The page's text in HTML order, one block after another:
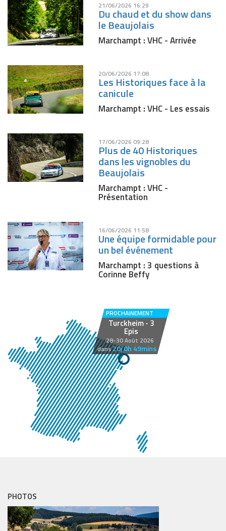
21/06/2026 16:29
Du chaud et du show dans
le Beaujolais
Marchampt : VHC - Arrivée
20/06/2026 17:08
Les Historiques face à la
canicule
Marchampt : VHC - Les essais
17/06/2026 09:28
Plus de 40 Historiques
dans les vignobles du
Beaujolais
Marchampt : VHC -
Présentation
16/06/2026 11:58
Une équipe formidable pour
un bel événement
Marchampt : 3 questions à
Corinne Beffy
PROCHAINEMENT
Turckheim - 3
Epis
28-30 Août 2026
dans20j 0h 49mins
PHOTOS